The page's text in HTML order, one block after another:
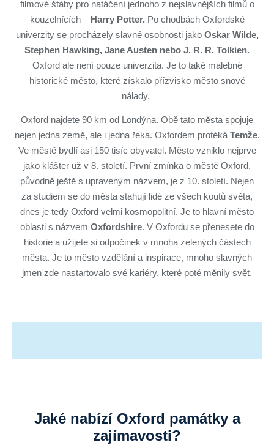
filmové štáby pro natáčení jednoho z nejslavnějších filmů o
kouzelnících –Harry Potter. Po chodbách Oxfordské
univerzity se procházely slavné osobnosti jako Oskar Wilde,
Stephen Hawking, Jane Austen nebo J. R. R. Tolkien.
Oxford ale není pouze univerzita. Je to také malebné
historické město, které získalo přízvisko město snové
nálady.
Oxford najdete 90 km od Londýna. Obě tato města spojuje
nejen jedna země, ale i jedna řeka. Oxfordem protéká Temže.
Ve městě bydlí asi 150 tisíc obyvatel. Město vzniklo nejprve
jako klášter už v 8. století. První zmínka o městě Oxford,
původně ještě s upraveným názvem, je z 10. století. Nejen
za studiem se do města stahují lidé ze všech koutů světa,
dnes je tedy Oxford velmi kosmopolitní. Je to hlavní město
oblasti s názvem Oxfordshire. V Oxfordu se přenesete do
historie a užijete si odpočinek v mnoha zelených částech
města. Je to město vzdělání a inspirace, mnoho slavných
jmen zde nastartovalo své kariéry, které poté měnily svět.
Jaké nabízí Oxford památky a
zajímavosti?